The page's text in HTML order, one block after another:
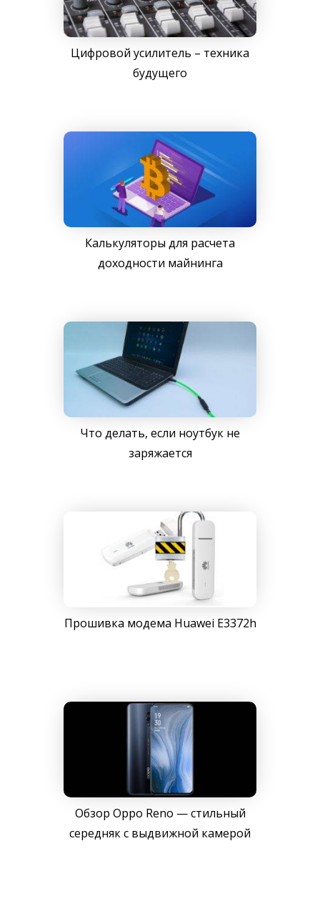
Цифровой усилитель – техника
будущего
Калькуляторы для расчета
доходности майнинга
Что делать, если ноутбук не
заряжается
Прошивка модема Huawei E3372h
Обзор Oppo Reno — стильный
середняк с выдвижной камерой